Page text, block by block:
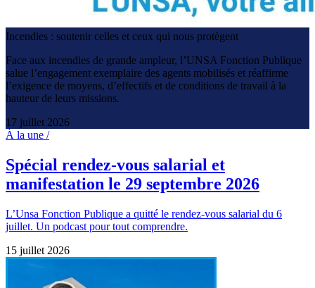
Incendies : soutenir celles et ceux qui nous protègent
Face aux incendies de grande ampleur, l’UNSA Fonction Publique
salue l’engagement exemplaire des agents mobilisés et réaffirme
l’exigence de moyens, d’effectifs et de conditions de travail à la
hauteur de leurs missions.
17 juillet 2026
À la une /
Spécial rendez-vous salarial et
manifestation le 29 septembre 2026
L’Unsa Fonction Publique a quitté le rendez-vous salarial du 6
juillet. Un podcast pour tout comprendre.
15 juillet 2026